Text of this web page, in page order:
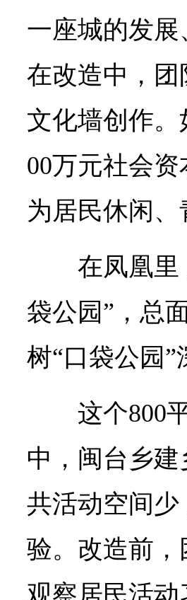
一座城的发
在改造中，
文化墙创作。
00万元社会
为居民休闲
在凤凰里
袋公园”，总
树“口袋公园
这个800
中，闽台乡
共活动空间少
验。改造前